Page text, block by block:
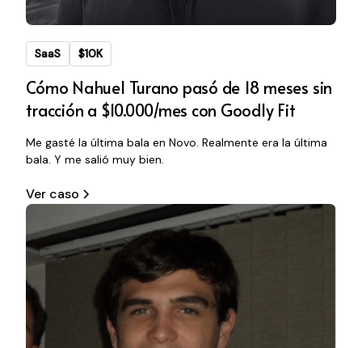
SaaS $10K
Cómo Nahuel Turano pasó de 18 meses sin
tracción a $10.000/mes con Goodly Fit
Me gasté la última bala en Novo. Realmente era la última
bala. Y me salió muy bien.
Ver caso